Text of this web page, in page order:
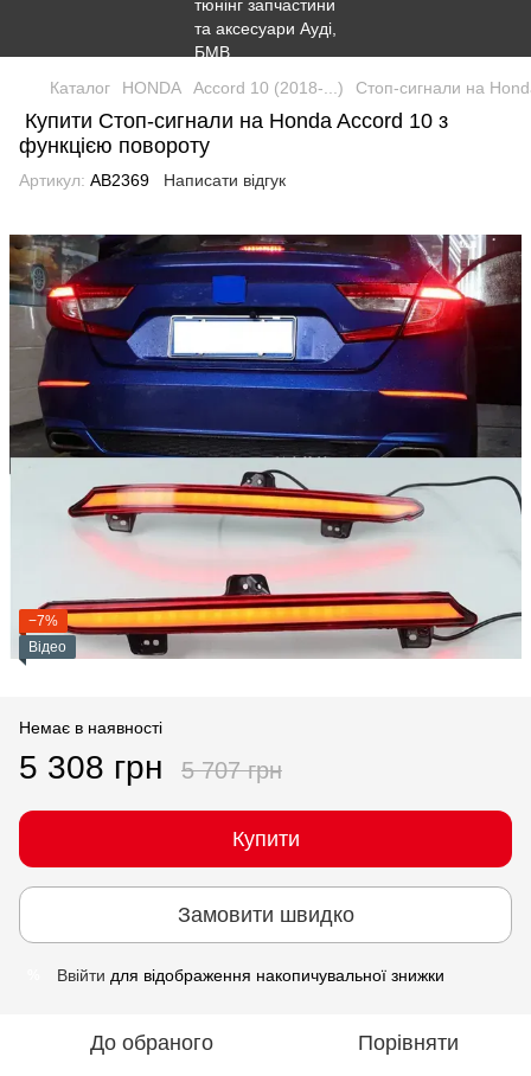
Каталог HONDA Accord 10 (2018-...) Стоп-сигнали на
Купити Стоп-сигнали на Honda Accord 10 з
функцією повороту
Артикул: AB2369 Написати відгук
−7%
Відео
Немає в наявності
5 308 грн 5 707 грн
Купити
Замовити швидко
Ввійти для відображення накопичувальної знижки
До обраного Порівняти